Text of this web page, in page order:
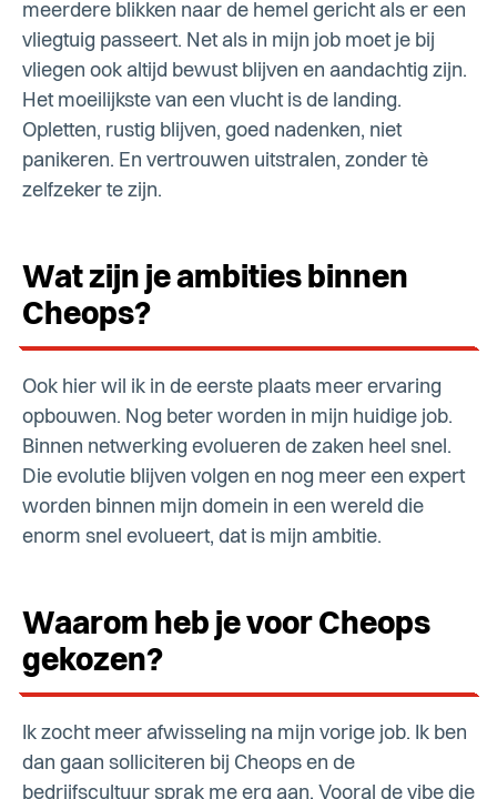
meerdere blikken naar de hemel gericht als er een
vliegtuig passeert. Net als in mijn job moet je bij
vliegen ook altijd bewust blijven en aandachtig zijn.
Het moeilijkste van een vlucht is de landing.
Opletten, rustig blijven, goed nadenken, niet
panikeren. En vertrouwen uitstralen, zonder tè
zelfzeker te zijn.
Wat zijn je ambities binnen
Cheops?
Ook hier wil ik in de eerste plaats meer ervaring
opbouwen. Nog beter worden in mijn huidige job.
Binnen netwerking evolueren de zaken heel snel.
Die evolutie blijven volgen en nog meer een expert
worden binnen mijn domein in een wereld die
enorm snel evolueert, dat is mijn ambitie.
Waarom heb je voor Cheops
gekozen?
Ik zocht meer afwisseling na mijn vorige job. Ik ben
dan gaan solliciteren bij Cheops en de
bedrijfscultuur sprak me erg aan. Vooral de vibe die